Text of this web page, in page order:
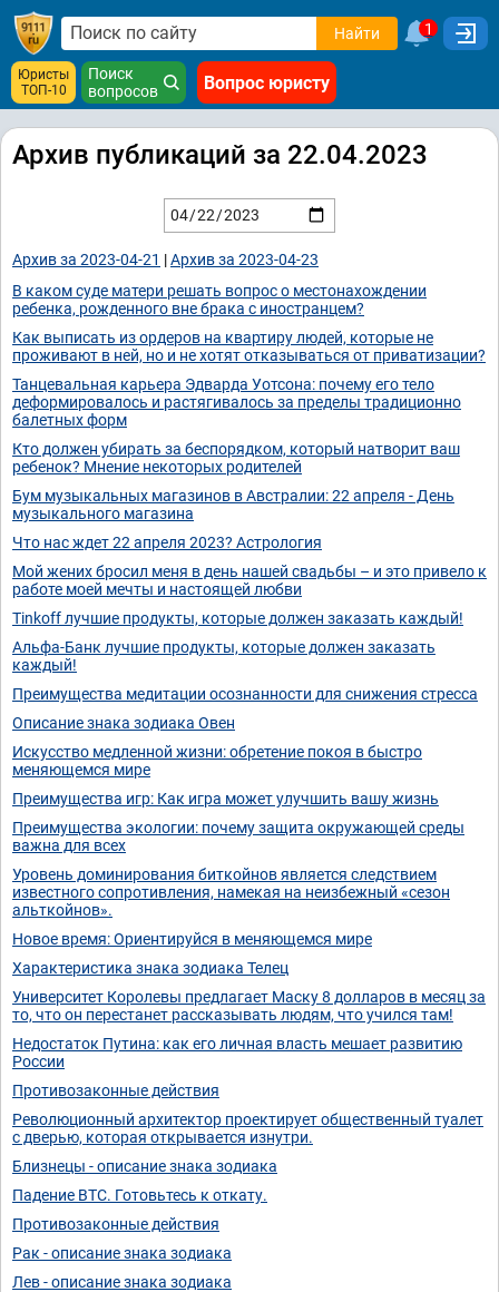
Найти 1
Юристы
ТОП-10
Поиск
вопросов
Вопрос юристу
Архив публикаций за 22.04.2023
Архив за 2023-04-21 |Архив за 2023-04-23
В каком суде матери решать вопрос о местонахождении
ребенка, рожденного вне брака с иностранцем?
Как выписать из ордеров на квартиру людей, которые не
проживают в ней, но и не хотят отказываться от приватизации?
Танцевальная карьера Эдварда Уотсона: почему его тело
деформировалось и растягивалось за пределы традиционно
балетных форм
Кто должен убирать за беспорядком, который натворит ваш
ребенок? Мнение некоторых родителей
Бум музыкальных магазинов в Австралии: 22 апреля - День
музыкального магазина
Что нас ждет 22 апреля 2023? Астрология
Мой жених бросил меня в день нашей свадьбы – и это привело к
работе моей мечты и настоящей любви
Tinkoff лучшие продукты, которые должен заказать каждый!
Альфа-Банк лучшие продукты, которые должен заказать
каждый!
Преимущества медитации осознанности для снижения стресса
Описание знака зодиака Овен
Искусство медленной жизни: обретение покоя в быстро
меняющемся мире
Преимущества игр: Как игра может улучшить вашу жизнь
Преимущества экологии: почему защита окружающей среды
важна для всех
Уровень доминирования биткойнов является следствием
известного сопротивления, намекая на неизбежный «сезон
альткойнов».
Новое время: Ориентируйся в меняющемся мире
Характеристика знака зодиака Телец
Университет Королевы предлагает Маску 8 долларов в месяц за
то, что он перестанет рассказывать людям, что учился там!
Недостаток Путина: как его личная власть мешает развитию
России
Противозаконные действия
Революционный архитектор проектирует общественный туалет
с дверью, которая открывается изнутри.
Близнецы - описание знака зодиака
Падение BTC. Готовьтесь к откату.
Противозаконные действия
Рак - описание знака зодиака
Лев - описание знака зодиака